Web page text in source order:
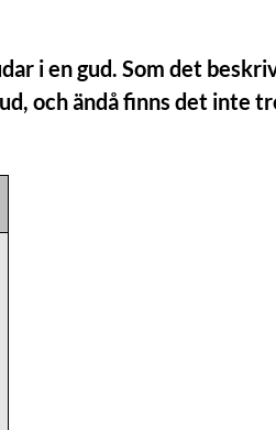
i en gud. Som det
och ändå finns det inte